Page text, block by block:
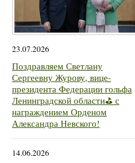
23.07.2026
Поздравляем Светлану
Сергеевну Журову, вице-
президента Федерации гольфа
Ленинградской области⛳ с
награждением Орденом
Александра Невского!
14.06.2026